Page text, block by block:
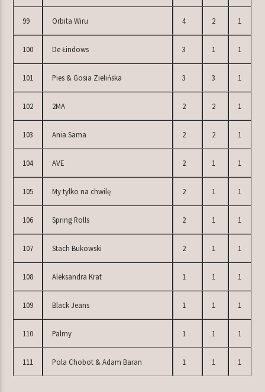
99 Orbita Wiru 4 2 1
100 De Łindows 3 1 1
101 Pies & Gosia Zielińska 3 3 1
102 2MA 2 2 1
103 Ania Sama 2 2 1
104 AVE 2 1 1
105 My tylko na chwilę 2 1 1
106 Spring Rolls 2 1 1
107 Stach Bukowski 2 1 1
108 Aleksandra Krat 1 1 1
109 Black Jeans 1 1 1
110 Palmy 1 1 1
111 Pola Chobot & Adam Baran 1 1 1